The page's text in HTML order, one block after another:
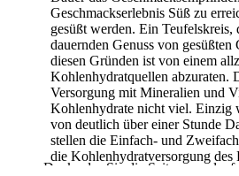
Danke das Sie die Seite
Geschmackserlebnis Süß zu
gesüßt werden. Ein Teufelskreis,
dauernden Genuss von gesüßten
diesen Gründen ist von einem
Kohlenhydratquellen abzuraten.
Versorgung mit Mineralien und
Kohlenhydrate nicht viel. Einzig
von deutlich über einer Stunde
stellen die Einfach- und
die Kohlenhydratversorgung des